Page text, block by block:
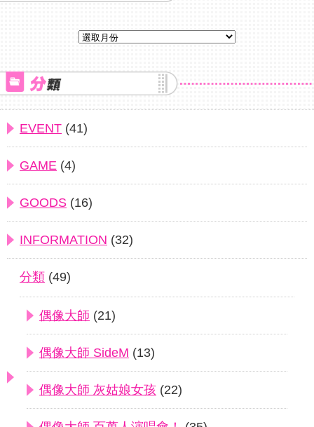
EVENT (41)
GAME (4)
GOODS (16)
INFORMATION (32)
分類 (49)
偶像大師 (21)
偶像大師 SideM (13)
偶像大師 灰姑娘女孩 (22)